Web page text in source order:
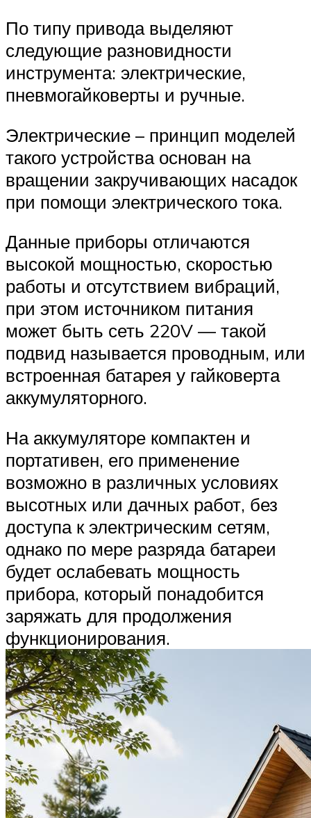
По типу привода выделяют
следующие разновидности
инструмента: электрические,
пневмогайковерты и ручные.
Электрические – принцип моделей
такого устройства основан на
вращении закручивающих насадок
при помощи электрического тока.
Данные приборы отличаются
высокой мощностью, скоростью
работы и отсутствием вибраций,
при этом источником питания
может быть сеть 220V — такой
подвид называется проводным, или
встроенная батарея у гайковерта
аккумуляторного.
На аккумуляторе компактен и
портативен, его применение
возможно в различных условиях
высотных или дачных работ, без
доступа к электрическим сетям,
однако по мере разряда батареи
будет ослабевать мощность
прибора, который понадобится
заряжать для продолжения
функционирования.